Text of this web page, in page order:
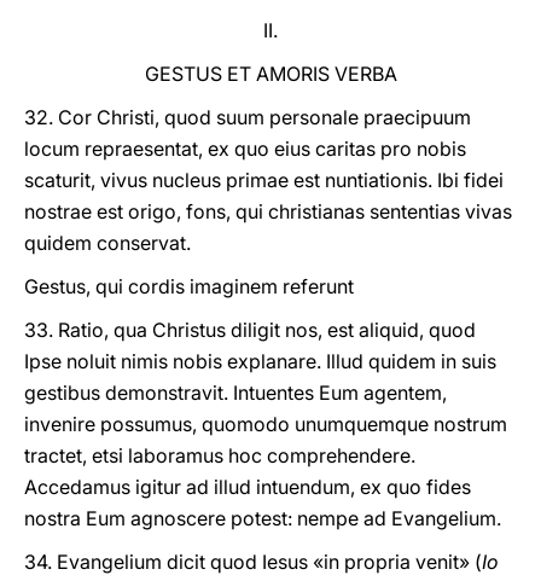
II.
GESTUS ET AMORIS VERBA
32. Cor Christi, quod suum personale praecipuum
locum repraesentat, ex quo eius caritas pro nobis
scaturit, vivus nucleus primae est nuntiationis. Ibi fidei
nostrae est origo, fons, qui christianas sententias vivas
quidem conservat.
Gestus, qui cordis imaginem referunt
33. Ratio, qua Christus diligit nos, est aliquid, quod
Ipse noluit nimis nobis explanare. Illud quidem in suis
gestibus demonstravit. Intuentes Eum agentem,
invenire possumus, quomodo unumquemque nostrum
tractet, etsi laboramus hoc comprehendere.
Accedamus igitur ad illud intuendum, ex quo fides
nostra Eum agnoscere potest: nempe ad Evangelium.
34. Evangelium dicit quod Iesus «in propria venit» (Io